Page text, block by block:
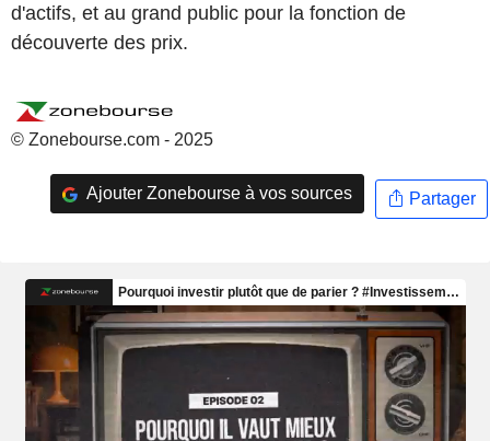
d'actifs, et au grand public pour la fonction de
découverte des prix.
© Zonebourse.com - 2025
Ajouter Zonebourse à vos sources Partager